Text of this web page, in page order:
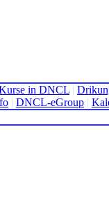
in DNCL |
| DNCL-eGroup |